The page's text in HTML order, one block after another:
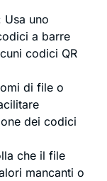
Usa uno
a barre
codici QR
di file o
dei codici
che il file
mancanti o